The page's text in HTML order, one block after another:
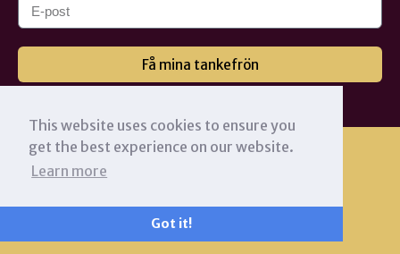
This website uses cookies to ensure you
get the best experience on our website.
Learn more
Got it!
Få mina tankefrön